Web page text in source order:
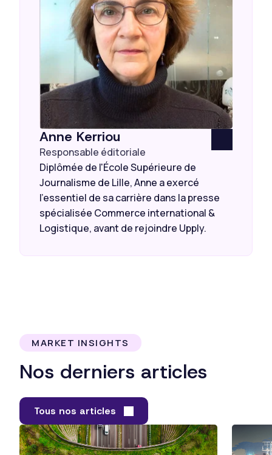
Anne Kerriou
Responsable éditoriale
Diplômée de l'École Supérieure de
Journalisme de Lille, Anne a exercé
l’essentiel de sa carrière dans la presse
spécialisée Commerce international &
Logistique, avant de rejoindre Upply.
MARKET INSIGHTS
Nos derniers articles
Tous nos articles